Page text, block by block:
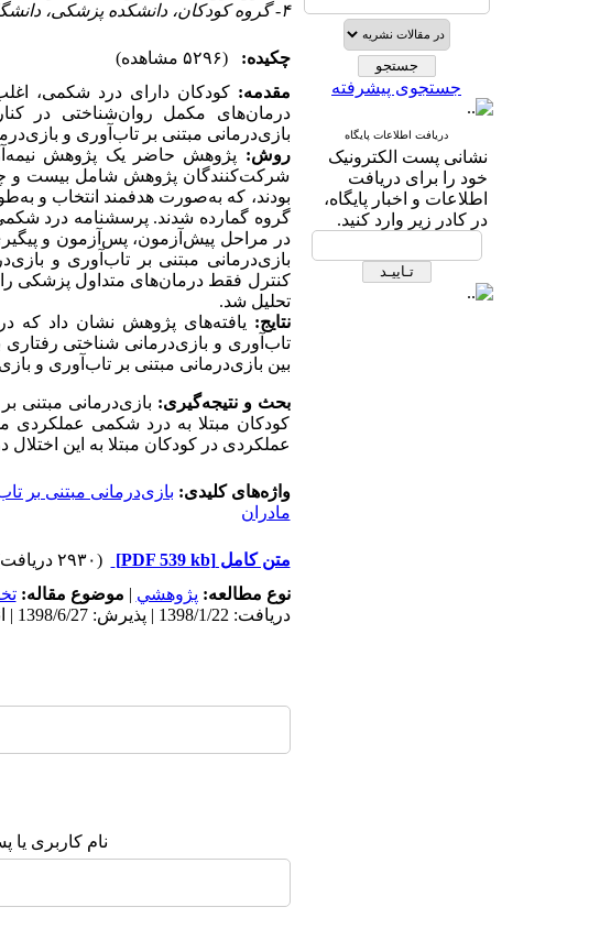
جستجوی پیشرفته
دریافت اطلاعات پایگاه
نشانی پست الکترونیک
خود را برای دریافت
اطلاعات و اخبار پایگاه،
در کادر زیر وارد کنید.
۴- گروه کودکان، دانشکده پزشکی، دانشگاه علوم پزشکی اصفهان
چکیده:
(۵۲۹۶ مشاهده)
مقدمه: کودکان دارای درد شکمی،
درمان‌های مکمل روان‌شناختی در
بازی‌درمانی مبتنی بر تاب‌آوری و
روش: پژوهش حاضر یک پژوهش
شرکت‌کنندگان پژوهش شامل بیست و
بودند، که به‌صورت هدفمند انتخاب و
گروه گمارده شدند. پرسشنامه درد
در مراحل پیش‌آزمون، پس‌آزمون و
بازی‌درمانی مبتنی بر تاب‌آوری و
کنترل فقط درمان‌های متداول پزشکی را
تحلیل شد.
نتایج: یافته‌های پژوهش نشان داد که
تاب‌آوری و بازی‌درمانی شناختی
بین بازی‌درمانی مبتنی بر تاب‌آوری و
بحث و نتیجه‌گیری: بازی‌درمانی مبتنی
کودکان مبتلا به درد شکمی عملکردی
عملکردی در کودکان مبتلا به‌ این اختلال
واژه‌های کلیدی: بازی‌درمانی مبتنی بر
مادران
متن کامل[PDF 539 kb]
(۲۹۳۰ دریافت)
نوع مطالعه: پژوهشي | موضوع مقاله:
دریافت: 1398/1/22 | پذیرش: 1398/6/27 | انتشار: 1398/6/30
نام کاربری یا